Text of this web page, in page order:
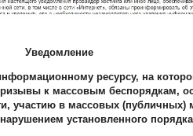
Уведомление
ресурсу, на
к массовым беспорядкам,
участию в массовых (публичных)
установленного